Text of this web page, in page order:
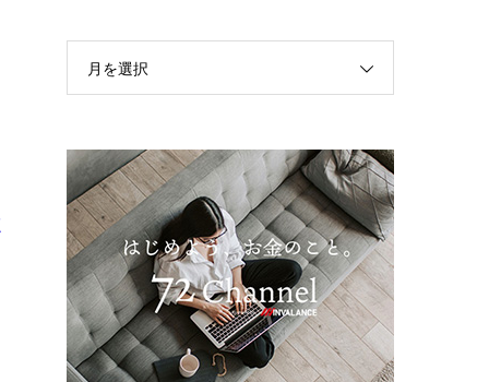
月を選択